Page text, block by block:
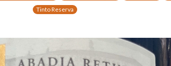
Tinto Reserva